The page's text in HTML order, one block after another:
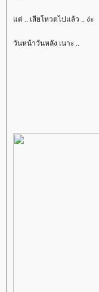
ต่ .. เสียโหวตไปแล้ว .. ง่ะ
วันหน้าวันหลัง เนาะ ..